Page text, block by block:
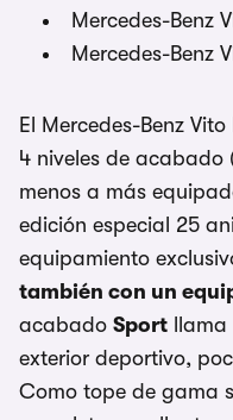
Mercedes-Benz
Mercedes-Benz
El Mercedes-Benz
4 niveles de acabado
menos a más
edición especial 25
equipamiento
también con un
acabado Sport
exterior deportivo,
Como tope de gama